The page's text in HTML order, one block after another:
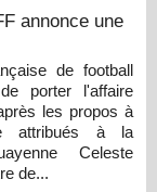
annonce une
de football
porter l'affaire
les propos à
attribués à la
Celeste
de...